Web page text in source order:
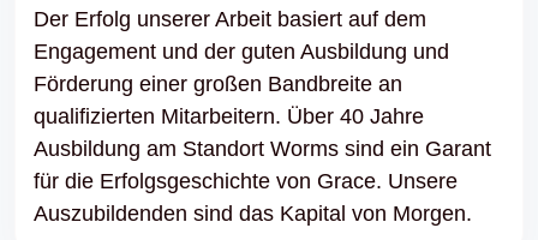
Der Erfolg unserer Arbeit basiert auf dem
Engagement und der guten Ausbildung und
Förderung einer großen Bandbreite an
qualifizierten Mitarbeitern. Über 40 Jahre
Ausbildung am Standort Worms sind ein Garant
für die Erfolgsgeschichte von Grace. Unsere
Auszubildenden sind das Kapital von Morgen.